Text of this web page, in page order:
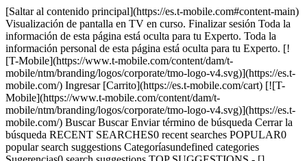
[Saltar al contenido principal](https://es.t-mobile.com#content-main) Visualización de pantalla en TV en curso. Finalizar sesión Toda la información de esta página está oculta para tu Experto. Toda la información personal de esta página está oculta para tu Experto. [![T-Mobile](https://www.t-mobile.com/content/dam/t-mobile/ntm/branding/logos/corporate/tmo-logo-v4.svg)](https://es.t-mobile.com/) Ingresar [Carrito](https://es.t-mobile.com/cart) [![T-Mobile](https://www.t-mobile.com/content/dam/t-mobile/ntm/branding/logos/corporate/tmo-logo-v4.svg)](https://es.t-mobile.com/) Buscar Buscar Enviar término de búsqueda Cerrar la búsqueda RECENT SEARCHES0 recent searches POPULAR0 popular search suggestions Categoríasundefined categories Sugerencias0 search suggestions TOP SUGGESTIONS - [](https://es.t-mobile.com) undefined top suggestions - [Planes](https://es.t-mobile.com/cell-phone-plans) Planes - Planes móviles - [Planes de telefonía ilimitados](https://es.t-mobile.com/cell-phone-plans) - [Unlimited Age 55+](https://es.t-mobile.com/cell-phone-plans/unlimited-55-senior-discount-plans) - [Militares y veteranos](https://es.t-mobile.com/cell-phone-plans/military-discount-plans) - [First Responder](https://es.t-mobile.com/cell-phone-plans/first-responder-discounts) - [Estudiantes universitarios](https://es.t-mobile.com/cell-phone-plans/student-discounts) - Otros planes - [Planes de Internet 5G residencial](https://es.t-mobile.com/home-internet/plans) - [Planes de Internet por fibra óptica](https://es.t-mobile.com/home-internet/fiber) - [Planes para relojes y tablets](https://es.t-mobile.com/cell-phone-plans/affordable-data-plans) - [Planes de teléfonos prepagados](https://es.prepaid.t-mobile.com/prepaid-plans) - [Planes telefónicos para empresas](https://es.t-mobile.com/business/wireless-business-plans) - [Teléfonos y dispositivos](https://es.t-mobile.com/cell-phones) Teléfonos y dispositivos - [Teléfonos](https://es.t-mobile.com/cell-phones) - [Teléfonos 5G](https://es.t-mobile.com/5g/phones) - [Tablets](https://es.t-mobile.com/tablets) - [Relojes inteligentes](https://es.t-mobile.com/smart-watches) - [Hotspots y más](https://es.t-mobile.com/hotspots-iot-connected-devices) - [Accesorios](https://es.t-mobile.com/accessories) - [Trae tu propio dispositivo](https://es.t-mobile.com/resources/bring-your-own-phone) - [Ideas de regalos tecnológicos](https://es.t-mobile.com/devices/tech-gifts) - [Ofertas](https://es.t-mobile.com/offers) Ofertas - [Ver ofertas](https://es.t-mobile.com/offers) - [Apple](https://es.t-mobile.com/offers/apple-iphone-deals) - [Samsung](https://es.t-mobile.com/offers/samsung-phone-deals) - [Motorola](https://es.t-mobile.com/offers/motorola-phone-deals) - [Google](https://es.t-mobile.com/offers/google-phone-deals) - [Revvl](https://es.t-mobile.com/offers/t-mobile-revvl-phone-deals) - [Teléfonos gratis y con cero de pago inicial](https://es.t-mobile.com/switch/free-cell-phone-with-plan) - [Cobertura](https://es.t-mobile.com/coverage/network) Cobertura - [Nuestra red](https://es.t-mobile.com/coverage/network) - [Mapa de cobertura 4G y 5G](https://es.t-mobile.com/coverage/coverage-map) - [Qué es 5G](https://es.t-mobile.com/5g) - [Servicio de telefonía por satélite](https://es.t-mobile.com/coverage/satellite-phone-service) - [Zonas rurales y pequeños pueblos](https://es.t-mobile.com/coverage/small-towns-rural-areas) - [Prueba nuestra red](https://es.t-mobile.com/offers/free-trial) - [Noticias sobre 5G](https://es.t-mobile.com/news/category/network) - [Internet residencial](https://es.t-mobile.com/home-internet/eligibility) - [Síguenos](https://es.t-mobile.com/resources/how-to-join-us) Síguenos - Cámbiate a T-Mobile - [Cómo cambiarte](https://es.t-mobile.com/resources/how-to-join-us) - [Trae tu teléfono](https://es.t-mobile.com/resources/bring-your-own-phone) - [Conserva tu número](https://es.t-mobile.com/resources/keep-your-number) - [Cámbiate y quédatelo](https://es.t-mobile.com/switch/keep-phone-switch-from-verizon-or-att) - [Family Freedom](https://es.t-mobile.com/switch/pay-off-carrier-etf-phone-deal) - [Prueba nuestra red](https://es.t-mobile.com/offers/free-trial) - Beneficios para clientes - [Ver todos los beneficios](https://es.t-mobile.com/benefits) - [Encuentra tu razón](https://es.t-mobile.com/membership) - [Televisión y streaming](https://es.t-mobile.com/tv-streaming) - [Beneficios para viajes](https://es.t-mobile.com/benefits/travel) - [Beneficios para conciertos y música](https://es.t-mobile.com/benefits/music-deals) - [Bloquea llamadas fraudulentas](https://es.t-mobile.com/benefits/scam-shield) - [T-Mobile Tuesdays](https://es.t-mobile.com/offers/t-mobile-tuesdays) [Encuentra una tienda](https://es.t-mobile.com/stores/locator?INTNAV=tNav%3AStoreLocator) [Contacto y asistencia](https://es.t-mobile.com/contact-us) Contacto y asistencia - [1-800-T-MOBILE](tel:1-800-866-2453) - [Revisar un pedido](https://es.t-mobile.com/orders/order-status) - [Ayuda y asistencia](https://es.t-mobile.com/support) - Comparte la pantalla con un Experto [Carrito](https://es.t-mobile.com/cart) Buscar Buscar Enviar término de búsqueda Cerrar la búsqueda RECENT SEARCHES0 recent searches POPULAR0 popular search suggestions Categoríasundefined categories Sugerencias0 search suggestions TOP SUGGESTIONS - [](https://es.t-mobile.com) undefined top suggestions Mi cuenta [Ingresar](https://es.t-mobile.com/account/dashboard) [Volver a mi cuenta](https://es.t-mobile.com/account/dashboard) - [Pagar factura](https://es.t-mobile.com/bill/summary) - [Agregar](https://es.t-mobile.com/commerce/device-intent?INTNAV=tNav%3AMyAccount%3AAddALine) - [Actualizar](https://es.t-mobile.com/purchase/shop) - [Revisar un pedido](https://es.t-mobile.com/orders/check-order) - [Pregunta a la comunidad](https://es.t-mobile.com/community/?INTNAV=tNav%3AMyAccount%3ACommunity) más de T-Mobile - [Wireless (Móvil)](https://es.t-mobile.com/) - [Empresas](https://es.t-mobile.com/business) - [Prepagado](https://es.prepaid.t-mobile.com/home) - [Internet](https://es.t-mobile.com/home-internet) Legal - [Aviso de Privacidad](https://es.t-mobile.com/privacy-center/our-practices/privacy-policy) - [No venda, ni comparta mis Datos Personales](https://es.t-mobile.com/dns?Brand=Magenta&Site=Sell_Web&Origin_URL=https%3A%2F%2Fwww.t-mobile.com) - [Centro de Privacidad](https://es.t-mobile.com/privacy-center) [](https://es.t-mobile.com) ![](https://es.t-mobile.com/sdscene7/is/image/Tmusprod/T-Satellite_w-Starlink_Tag_Logo?ts=1777013077268&%24pngtransparent%24&dpr=off) # La versión beta de T-Satellite ya cerró, pero aún puedes probar T-Satellite y más como parte de la prueba de T-Mobile. Prueba nuestra red y beneficios exclusivos gratis por 30 días, que incluyen T-Satellite. [Obtén una prueba de T-Mobile en la app T-Life](https://secure.t-mobile.com/network) Siguiente Enviar [](https://es.t-mobile.com) Requiere usuario de red que no sea de T-Mobile elegible y dispositivo desbloqueado compatible para la prueba. ## No encontramos el número de teléfono que ingresaste Utiliza el número con el que te inscribiste o completa tu inscripción para continuar. __Registrarse__ # Siéntete tranquilo con Textos al 911 de T-Mobile (T-911) # Vamos a conectarte con T-Satellite # Vamos a conectarte con T-Satellite Mantente conectado a los servicios de emergencia vía satélite, incluso en lugares donde las torres celulares no tienen cobertura. Ingresa tu información de contacto para comenzar. Nombre * Apellido * Dirección de email * Número de teléfono móvil * Enviaremos un código de verificación a este número. Siguiente Enviar [](https://es.t-mobile.com) # Verifica tu número de teléfono Ingresa el código de 6 dígitos que enviamos al número que termina en __phoneLast4__ PIN único * Enviar Enviar Volver a enviar código [](https://es.t-mobile.com) Se produjo un error al verificar tu PIN. Intenta nuevamente. Las llamadas de voz, incluidas las llamadas al 911, no son compatibles con el servicio satelital en este momento. Existen circunstancias en las que el servicio de texto al 911 por satélite puede no estar disponible o puede estar limitado en comparación con el servicio de texto al 911 tradicional. Esas circunstancias pueden incluir posibles demoras en la conexión del servicio de texto al 911, posible incapacidad para determinar tu ubicación y número de teléfono, posibles consecuencias de entrar o salir de la cobertura terrestre durante un intercambio de mensajes de texto, posible incapacidad de tu dispositivo para conectarse al satélite y posibles problemas en la conexión entre redes satelitales y terrestres. Algunos mensajes de texto al 911 vía satélite pueden enviarse a un centro de llamadas de emergencia, en lugar de a un punto de respuesta del 911 tradicional. Es posible que el centro de llamadas de emergencia no pueda comunicarse con las autoridades de emergencia locales o que demoren en hacerlo. Todos los mensajes satelitales, incluidos los mensajes al 911, están sujetos a retrasos en la entrega. Algunos factores de riesgo importantes podrían hacer que los resultados futuros reales y otros eventos futuros difieran significativamente de los actualmente previstos por el equipo directivo, como, entre otros: el período de tiempo y la finalización de los acuerdos relacionados con la construcción de nuestra nueva red y el tiempo y los costos relacionados con la construcción de la red. Oferta por tiempo limitado; sujeta a cambio. Requiere servicio satelital de T-Mobile elegible. El servicio se renueva automáticamente a $10/mes o al precio vigente en ese momento hasta que se cancele. Máximo de 12 líneas/cuenta. 1 oferta/cuenta. Como en todos los planes, las características pueden cambiar o descontinuarse en cualquier momento. Consultar los